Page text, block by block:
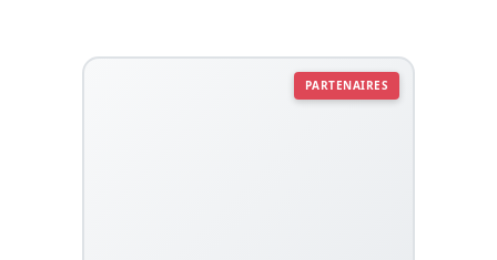
PARTENAIRES